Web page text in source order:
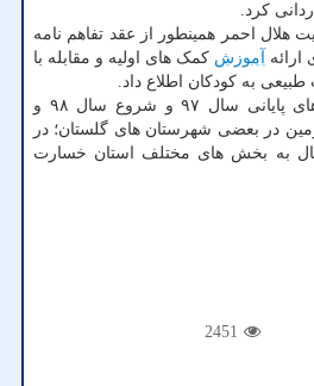
کرد.
هلال احمر همینطور از عقد تفاهم نامه
ارائه
آموزش کمک های اولیه و مقابله با
به کودکان اطلاع داد.
بر اثر بارندگی شدید روزهای پایانی سال ۹۷ و شروع سال ۹۸ و
در بعضی شهرستان های گلستان؛ در
ریال به بخش های مختلف استان خسارت
2451